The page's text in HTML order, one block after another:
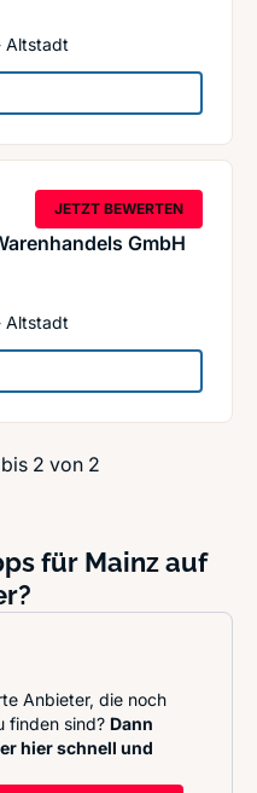
Altstadt
Handels GmbH
GmbH
Altstadt
JETZT BEWERTEN
GmbH
2 von 2
für Mainz auf
Anbieter, die noch
finden sind? Dann
hier schnell und